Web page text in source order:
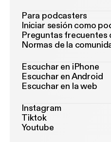
Para podcasters
Iniciar sesión como
Preguntas frecuentes
Normas de la
Escuchar en iPhone
Escuchar en Android
Escuchar en la web
Instagram
Tiktok
Youtube